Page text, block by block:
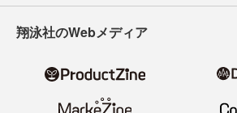
翔泳社のWebメディア